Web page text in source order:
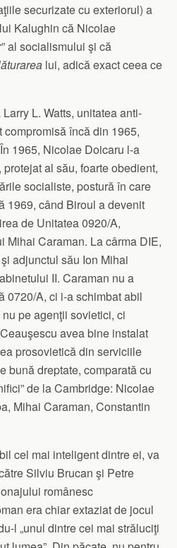
securizate cu exteriorul) a
Kalughin că Nicolae
al socialismului şi că
lui, adică exact ceea ce
L. Watts, unitatea anti-
compromisă încă din 1965,
1965, Nicolae Doicaru l-a
al său, foarte obedient,
socialiste, postură în care
1969, când Biroul a devenit
de Unitatea 0920/A,
Mihai Caraman. La cârma DIE,
adjunctul său Ion Mihai
II. Caraman nu a
0720/A, ci i-a schimbat abil
pe agenţii sovietici, ci
avea bine instalat
prosovietică din serviciile
bună dreptate, comparată cu
de la Cambridge: Nicolae
Mihai Caraman, Constantin
cel mai inteligent dintre ei, va
Silviu Brucan şi Petre
românesc
era chiar extaziat de jocul
l „unul dintre cei mai străluciţi